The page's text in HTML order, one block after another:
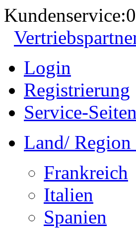
Kundenservice:
Login
Registrierung
Service-Seiten
Land/ Region
Frankreich
Italien
Spanien